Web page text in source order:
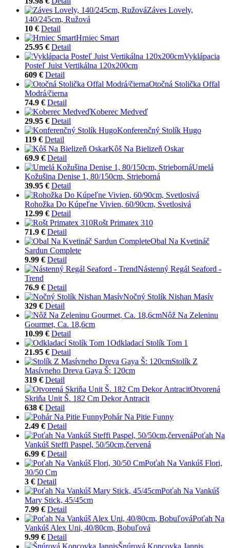
Záves Lovely,
140/245cm, Ružová
10 € Detail
Hrniec Smart
25.95 € Detail
Vyklápacia
Posteľ Juist Vertikálna 120x200cm
609 € Detail
Otočná Stolička Offal
Modrá/čierna
74.9 € Detail
Koberec Medveď
29.95 € Detail
Konferenčný Stolík Hugo
119 € Detail
Kôš Na Bielizeň Oskar
69.9 € Detail
Umelá
Kožušina Denise 1, 80/150cm, Strieborná
39.95 € Detail
Rohožka Do Kúpeľne Vivien, 60/90cm, Svetlosivá
12.99 € Detail
Rošt Primatex 310
71.9 € Detail
Obal Na Kvetináč
Sardun Complete
9.99 € Detail
Nástenný Regál Seaford -
Trend
76.9 € Detail
Nočný Stolík Nishan Masív
329 € Detail
Nôž Na Zeleninu
Gourmet, Ca. 18,6cm
10.99 € Detail
Odkladací Stolík Tom 1
21.95 € Detail
Stolík Z
Masívneho Dreva Gaya Š: 120cm
319 € Detail
Otvorená
Skriňa Unit Š. 182 Cm Dekor Antracit
638 € Detail
Pohár Na Pitie Funny
2.49 € Detail
Poťah Na
Vankúš Steffi Paspel, 50/50cm,červená
6.99 € Detail
Poťah Na Vankúš Flori,
30/50 Cm
3 € Detail
Poťah Na Vankúš
Mary Stick, 45/45cm
7.99 € Detail
Poťah Na
Vankúš Alex Uni, 40/80cm, Bobuľová
9.99 € Detail
Šnúrová Koncovka Jannis